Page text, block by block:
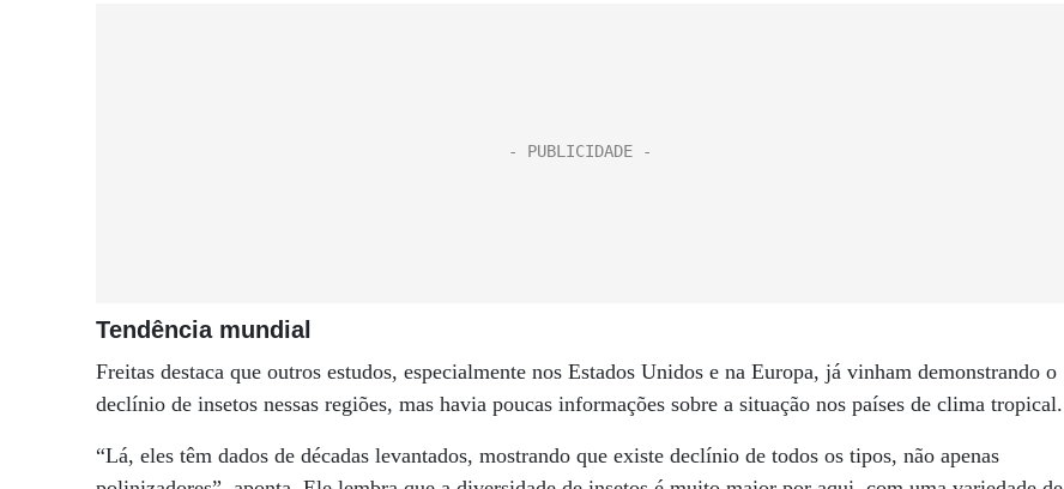
Tendência mundial
Freitas destaca que outros estudos, especialmente nos Estados Unidos e na Europa, já vinham demonstrando o
declínio de insetos nessas regiões, mas havia poucas informações sobre a situação nos países de clima tropical.
“Lá, eles têm dados de décadas levantados, mostrando que existe declínio de todos os tipos, não apenas